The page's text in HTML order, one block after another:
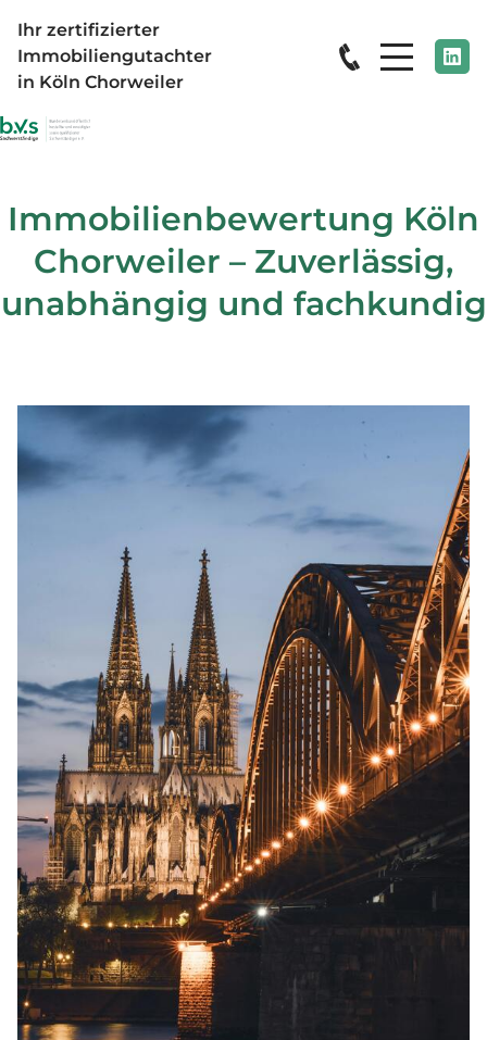
Ihr zertifizierter
Immobiliengutachter
in Köln Chorweiler
Immobilienbewertung Köln
Chorweiler – Zuverlässig,
unabhängig und fachkundig